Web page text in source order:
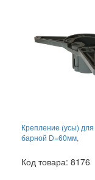
Крепление (усы)
барной D=60мм,
Код товара: 8176